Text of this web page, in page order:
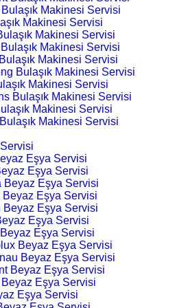
Bulaşık Makinesi Servisi
Makinesi Servisi
Makinesi Servisi
Makinesi Servisi
Makinesi Servisi
Bulaşık Makinesi Servisi
Makinesi Servisi
Bulaşık Makinesi Servisi
Makinesi Servisi
Makinesi Servisi
Eşya Servisi
Eşya Servisi
Beyaz Eşya Servisi
Eşya Servisi
Beyaz Eşya Servisi
Eşya Servisi
Eşya Servisi
Beyaz Eşya Servisi
Beyaz Eşya Servisi
Beyaz Eşya Servisi
Beyaz Eşya Servisi
Eşya Servisi